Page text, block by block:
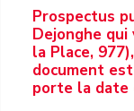
Prospectus
Dejonghe
la Place,
document
porte la date